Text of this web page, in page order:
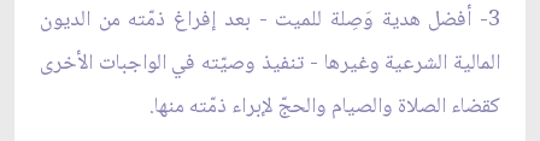
3- أفضل هدية وَصِلة للميت - بعد إفراغ ذمّته من الديون
المالية الشرعية وغيرها - تنفيذ وصيّته في الواجبات الأخرى
كقضاء الصلاة والصيام والحجّ لإبراء ذمّته منها.